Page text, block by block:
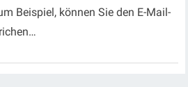
Beispiel, können Sie den E-Mail-